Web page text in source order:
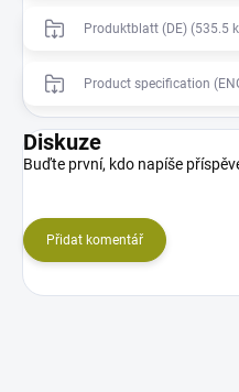
Produktblatt (DE) (535.5
Product specification
Diskuze
Buďte první, kdo napíše
Přidat komentář